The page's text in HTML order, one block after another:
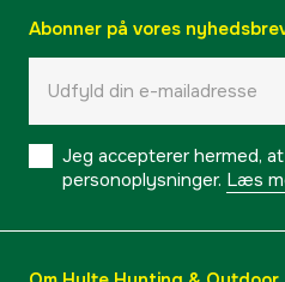
Abonner på vores
Jeg accepterer hermed,
personoplysninger. Læs